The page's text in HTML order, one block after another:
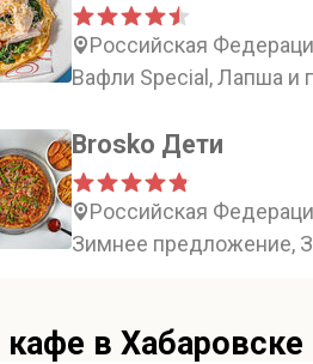
Российская
Вафли Special, Лапша и
Brosko Дети
Российская
Зимнее предложение,
в Хабаровске